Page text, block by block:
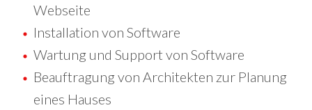
Webseite
Installation von Software
Wartung und Support von Software
Beauftragung von Architekten zur Planung
eines Hauses